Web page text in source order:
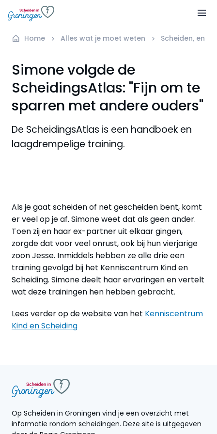
Home Alles wat je moet weten Scheiden, en
Simone volgde de
ScheidingsAtlas: "Fijn om te
sparren met andere ouders"
De ScheidingsAtlas is een handboek en
laagdrempelige training.
Als je gaat scheiden of net gescheiden bent, komt
er veel op je af. Simone weet dat als geen ander.
Toen zij en haar ex-partner uit elkaar gingen,
zorgde dat voor veel onrust, ook bij hun vierjarige
zoon Jesse. Inmiddels hebben ze alle drie een
training gevolgd bij het Kenniscentrum Kind en
Scheiding. Simone deelt haar ervaringen en vertelt
wat deze trainingen hen hebben gebracht.
Lees verder op de website van het Kenniscentrum
Kind en Scheiding
Op Scheiden in Groningen vind je een overzicht met
informatie rondom scheidingen. Deze site is uitgegeven